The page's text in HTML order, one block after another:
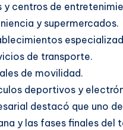
y centros de
y supermercados.
de transporte.
de movilidad.
deportivos y
destacó que uno
y las fases finales